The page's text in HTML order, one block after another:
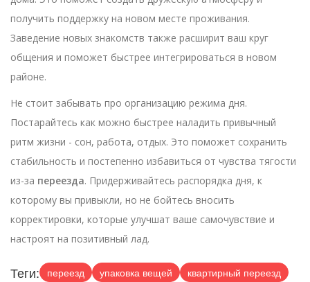
получить поддержку на новом месте проживания.
Заведение новых знакомств также расширит ваш круг
общения и поможет быстрее интегрироваться в новом
районе.
Не стоит забывать про организацию режима дня.
Постарайтесь как можно быстрее наладить привычный
ритм жизни - сон, работа, отдых. Это поможет сохранить
стабильность и постепенно избавиться от чувства тягости
из-за переезда. Придерживайтесь распорядка дня, к
которому вы привыкли, но не бойтесь вносить
корректировки, которые улучшат ваше самочувствие и
настроят на позитивный лад.
Теги: переезд упаковка вещей
квартирный переезд